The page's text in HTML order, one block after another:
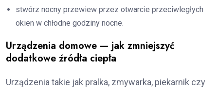
stwórz nocny przewiew przez otwarcie przeciwległych
okien w chłodne godziny nocne.
Urządzenia domowe — jak zmniejszyć
dodatkowe źródła ciepła
Urządzenia takie jak pralka, zmywarka, piekarnik czy